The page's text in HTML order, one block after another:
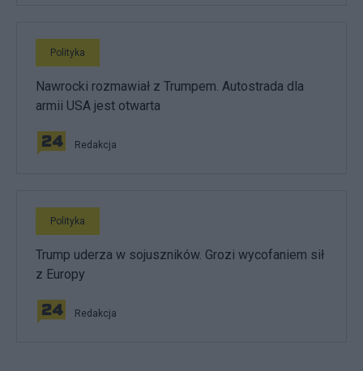
Polityka
Nawrocki rozmawiał z Trumpem. Autostrada dla
armii USA jest otwarta
Redakcja
Polityka
Trump uderza w sojuszników. Grozi wycofaniem sił
z Europy
Redakcja